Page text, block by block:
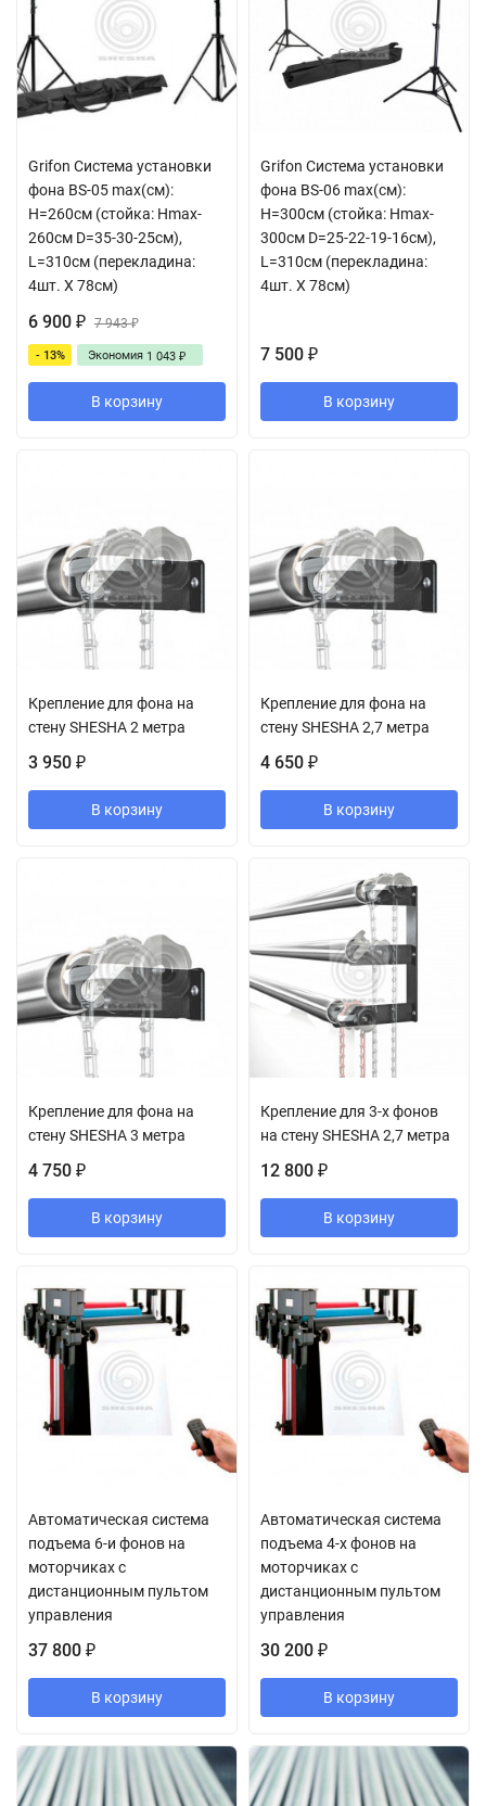
Grifon Cистема установки
фона BS-05 max(cм):
H=260см (стойка: Нmax-
260см D=35-30-25cм),
L=310см (перекладина:
4шт. Х 78см)
6 900 ₽ 7 943₽
- 13% Экономия 1 043 ₽
В корзину
Grifon Cистема установки
фона BS-06 max(cм):
H=300см (стойка: Нmax-
300см D=25-22-19-16cм),
L=310см (перекладина:
4шт. Х 78см)
7 500 ₽
В корзину
Крепление для фона на
стену SHESHA 2 метра
3 950 ₽
В корзину
Крепление для фона на
стену SHESHA 2,7 метра
4 650 ₽
В корзину
Крепление для фона на
стену SHESHA 3 метра
4 750 ₽
В корзину
Крепление для 3-х фонов
на стену SHESHA 2,7 метра
12 800 ₽
В корзину
Автоматическая система
подъема 6-и фонов на
моторчиках с
дистанционным пультом
управления
37 800 ₽
В корзину
Автоматическая система
подъема 4-х фонов на
моторчиках с
дистанционным пультом
управления
30 200 ₽
В корзину